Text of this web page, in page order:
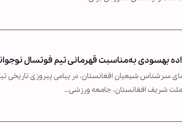
بهسودی به‌مناسبت قهرمانی تیم فوتسال